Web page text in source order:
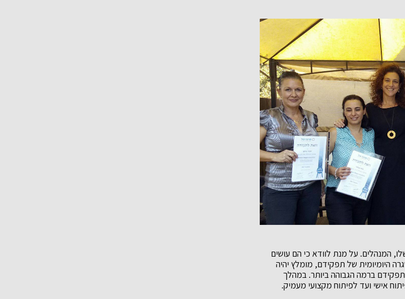
המנהלים. על מנת לוודא כי הם עושים
היומיומית של תפקידם, מומלץ יהיה
ברמה הגבוהה ביותר. במהלך
אישי ועד לפיתוח מקצועי מעמיק.